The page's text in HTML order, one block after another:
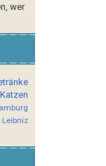
wer
Katzen
Leibniz